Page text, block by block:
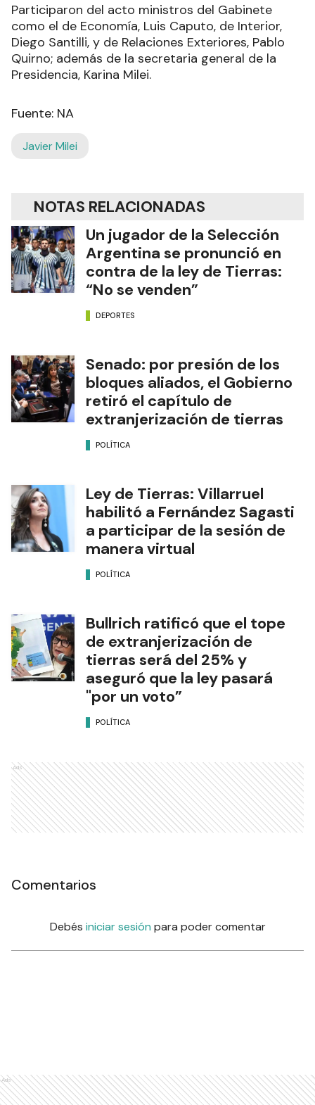
Participaron del acto ministros del Gabinete
como el de Economía, Luis Caputo, de Interior,
Diego Santilli, y de Relaciones Exteriores, Pablo
Quirno; además de la secretaria general de la
Presidencia, Karina Milei.
Fuente: NA
Javier Milei
NOTAS RELACIONADAS
Un jugador de la Selección
Argentina se pronunció en
contra de la ley de Tierras:
“No se venden”
DEPORTES
Senado: por presión de los
bloques aliados, el Gobierno
retiró el capítulo de
extranjerización de tierras
POLÍTICA
Ley de Tierras: Villarruel
habilitó a Fernández Sagasti
a participar de la sesión de
manera virtual
POLÍTICA
Bullrich ratificó que el tope
de extranjerización de
tierras será del 25% y
aseguró que la ley pasará
"por un voto”
POLÍTICA
Ads
Comentarios
Debés iniciar sesión para poder comentar
Ads